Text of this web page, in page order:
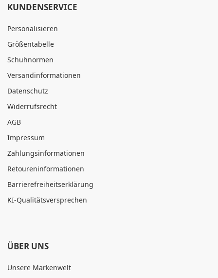
KUNDENSERVICE
Personalisieren
Größentabelle
Schuhnormen
Versandinformationen
Datenschutz
Widerrufsrecht
AGB
Impressum
Zahlungsinformationen
Retoureninformationen
Barrierefreiheitserklärung
KI-Qualitätsversprechen
ÜBER UNS
Unsere Markenwelt